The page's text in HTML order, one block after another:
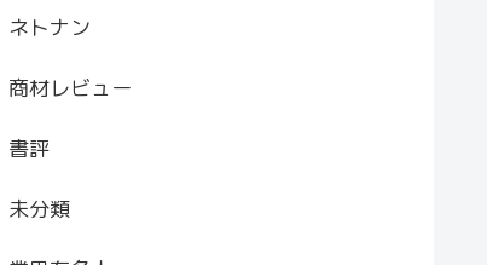
ネトナン
商材レビュー
書評
未分類